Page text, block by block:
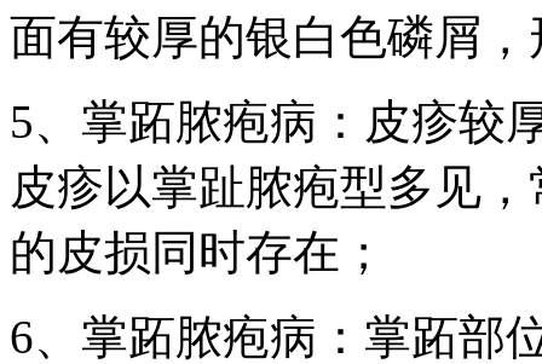
面有较厚的银白色磷屑
5、掌跖脓疱病：皮疹较
皮疹以掌趾脓疱型多见
的皮损同时存在；
6、掌跖脓疱病：掌跖部